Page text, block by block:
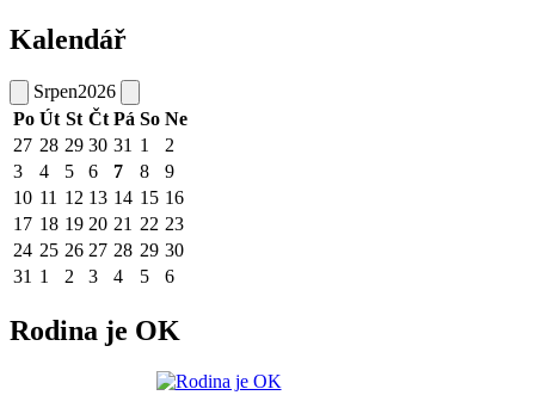
Kalendář
Srpen2026
Po Út St Čt Pá So Ne
27 28 29 30 31 1
2
3
4 5 6 7 8
9
10 11 12 13 14 15 16
17 18 19 20 21 22 23
24 25 26 27 28 29 30
31 1 2 3 4 5 6
Rodina je OK